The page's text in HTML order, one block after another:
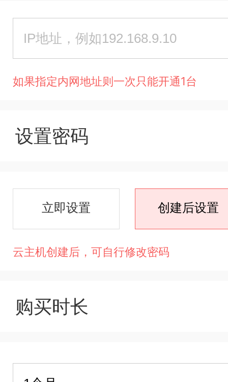
如果指定内网地址则一次只能开通1台
设置密码
立即设置 创建后设置
云主机创建后，可自行修改密码
购买时长